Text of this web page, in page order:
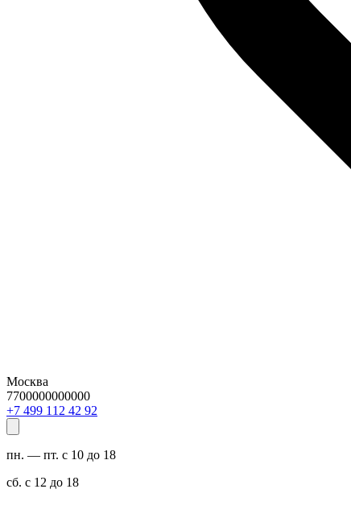
Москва
7700000000000
29 24 211 994 7+
пн. — пт. с 10 до 18
сб. с 12 до 18